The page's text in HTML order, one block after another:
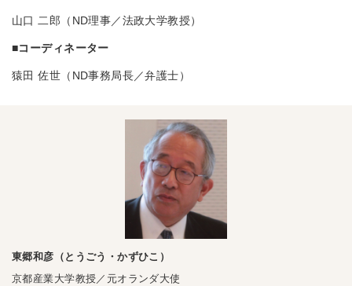
山口 二郎（ND理事／法政大学教授）
■コーディネーター
猿田 佐世（ND事務局長／弁護士）
東郷和彦（とうごう・かずひこ）
京都産業大学教授／元オランダ大使